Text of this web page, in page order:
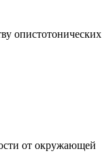
опистотонических
от окружающей